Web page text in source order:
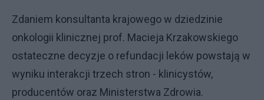
Zdaniem konsultanta krajowego w dziedzinie
onkologii klinicznej prof. Macieja Krzakowskiego
ostateczne decyzje o refundacji leków powstają w
wyniku interakcji trzech stron - klinicystów,
producentów oraz Ministerstwa Zdrowia.